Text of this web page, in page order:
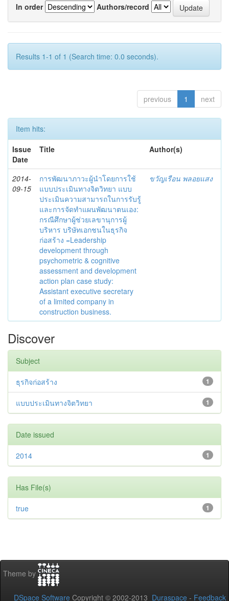
In order
Authors/record
Results 1-1 of 1 (Search time: 0.0 seconds).
previous 1 next
Item hits:
Issue
Date
Title Author(s)
2014-
09-15
การพัฒนาภาวะผู้นำโดยการใช้
แบบประเมินทางจิตวิทยา แบบ
ประเมินความสามารถในการรับรู้
และการจัดทำแผนพัฒนาตนเอง:
กรณีศึกษาผู้ช่วยเลขานุการผู้
บริหาร บริษัทเอกชนในธุรกิจ
ก่อสร้าง =Leadership
development through
psychometric & cognitive
assessment and development
action plan case study:
Assistant executive secretary
of a limited company in
construction business.
ขวัญเรือน พลอยแสง
Discover
Subject
1
ธุรกิจก่อสร้าง
1
แบบประเมินทางจิตวิทยา
Date issued
1
2014
Has File(s)
1
true
Theme by
DSpace Software Copyright © 2002-2013 Duraspace - Feedback